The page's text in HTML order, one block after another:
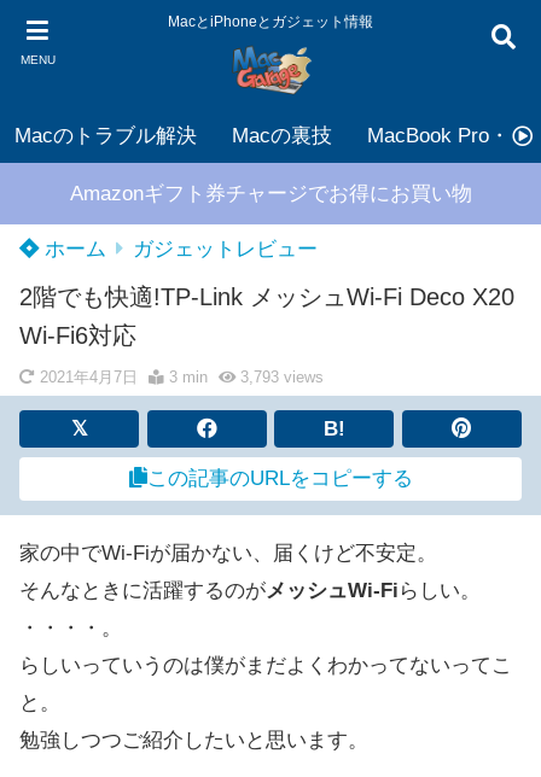
MENU
MacとiPhoneとガジェット情報
Macのトラブル解決 Macの裏技 MacBook Pro・Air
Amazonギフト券チャージでお得にお買い物
ホーム ガジェットレビュー
2階でも快適!TP-Link メッシュWi-Fi Deco X20
Wi-Fi6対応
2021年4月7日 3 min 3,793views
B!
この記事のURLをコピーする
家の中でWi-Fiが届かない、届くけど不安定。
そんなときに活躍するのがメッシュWi-Fi らしい。
・・・・。
らしいっていうのは僕がまだよくわかってないってこ
と。
勉強しつつご紹介したいと思います。